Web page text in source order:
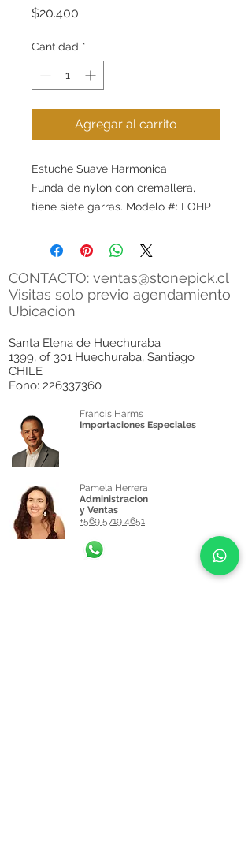
$20.400
Cantidad *
Agregar al carrito
Estuche Suave Harmonica
Funda de nylon con cremallera,
tiene siete garras. Modelo #: LOHP
CONTACTO: ventas@stonepick.cl
Visitas solo previo agendamiento
Ubicacion
Santa Elena de Huechuraba
1399, of 301 Huechuraba, Santiago
CHILE
Fono: 226337360
Francis Harms
Importaciones Especiales
Pamela Herrera
Administracion
y Ventas
+569 5719 4651